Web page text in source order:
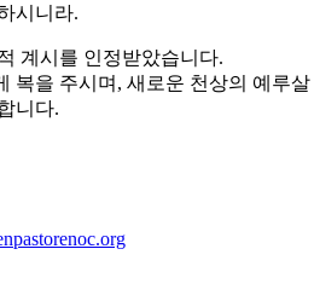
시니라.
계시를 인정받았습니다.
복을 주시며, 새로운 천상의 예루살
니다.